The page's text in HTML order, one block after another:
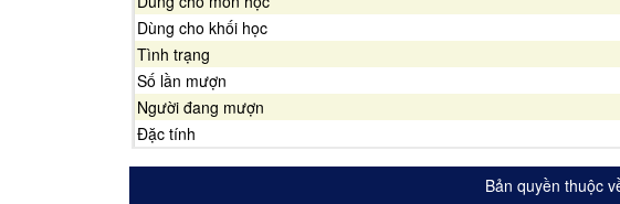
Dùng cho khối học
Tình trạng
Số lần mượn
Người đang mượn
Đặc tính
Bản quyền thuộc